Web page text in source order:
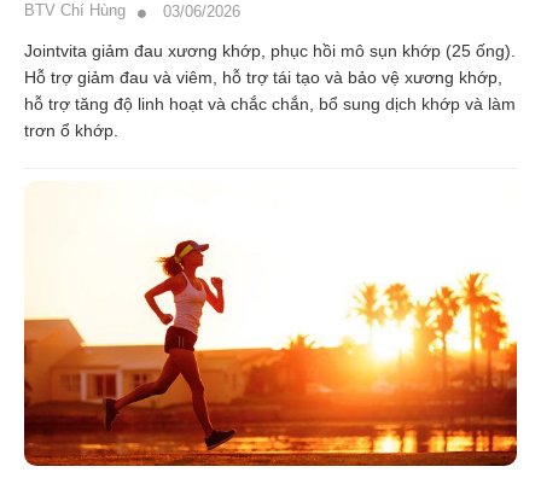
BTV Chí Hùng 03/06/2026
Jointvita giảm đau xương khớp, phục hồi mô sụn khớp (25 ống).
Hỗ trợ giảm đau và viêm, hỗ trợ tái tạo và bảo vệ xương khớp,
hỗ trợ tăng độ linh hoạt và chắc chắn, bổ sung dịch khớp và làm
trơn ổ khớp.